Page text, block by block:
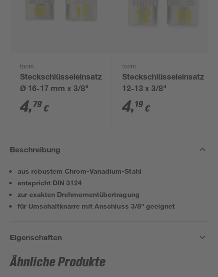
toom
Steckschlüsseleinsatz
Ø 16-17 mm x 3/8"
4,79 €
toom
Steckschlüsseleinsatz
12-13 x 3/8"
4,19 €
Beschreibung
aus robustem Chrom-Vanadium-Stahl
entspricht DIN 3124
zur exakten Drehmomentübertragung
für Umschaltknarre mit Anschluss 3/8" geeignet
Eigenschaften
Ähnliche Produkte